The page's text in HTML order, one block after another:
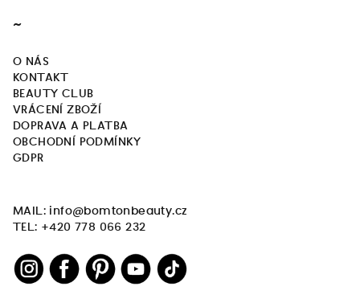
~
O NÁS
KONTAKT
BEAUTY CLUB
VRÁCENÍ ZBOŽÍ
DOPRAVA A PLATBA
OBCHODNÍ PODMÍNKY
GDPR
MAIL: info@bomtonbeauty.cz
TEL: +420 778 066 232